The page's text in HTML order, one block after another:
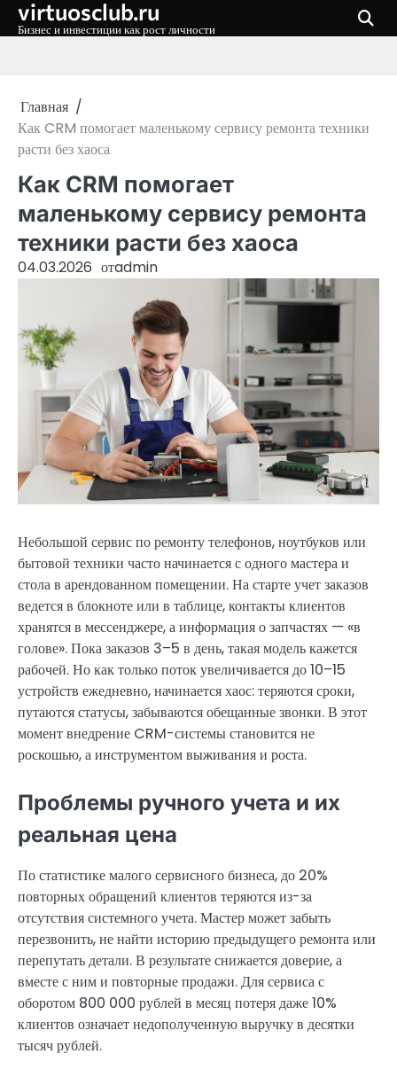
Перейти
virtuosclub.ru
Бизнес и инвестиции как рост личности
Главная
Как CRM помогает маленькому сервису ремонта техники
расти без хаоса
Как CRM помогает
маленькому сервису ремонта
техники расти без хаоса
04.03.2026 отadmin
Небольшой сервис по ремонту телефонов, ноутбуков или
бытовой техники часто начинается с одного мастера и
стола в арендованном помещении. На старте учет заказов
ведется в блокноте или в таблице, контакты клиентов
хранятся в мессенджере, а информация о запчастях — «в
голове». Пока заказов 3–5 в день, такая модель кажется
рабочей. Но как только поток увеличивается до 10–15
устройств ежедневно, начинается хаос: теряются сроки,
путаются статусы, забываются обещанные звонки. В этот
момент внедрение CRM-системы становится не
роскошью, а инструментом выживания и роста.
Проблемы ручного учета и их
реальная цена
По статистике малого сервисного бизнеса, до 20%
повторных обращений клиентов теряются из-за
отсутствия системного учета. Мастер может забыть
перезвонить, не найти историю предыдущего ремонта или
перепутать детали. В результате снижается доверие, а
вместе с ним и повторные продажи. Для сервиса с
оборотом 800 000 рублей в месяц потеря даже 10%
клиентов означает недополученную выручку в десятки
тысяч рублей.